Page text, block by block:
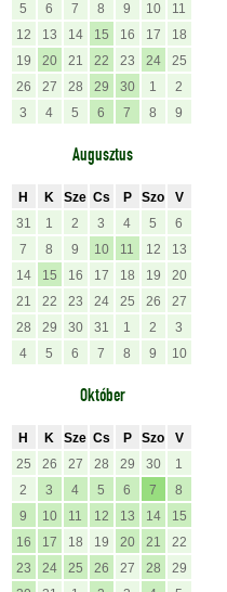
5
6 7 8 9 10
11
12
13 14 15 16 17
18
19
20 21 22 23 24
25
26
27 28 29 30 1
2
3
4 5 6 7 8 9
Augusztus
H K Sze Cs P Szo
V
31
1 2 3 4 5
6
7
8 9 10 11 12
13
14
15 16 17 18 19
20
21
22 23 24 25 26
27
28
29 30 31 1 2
3
4
5 6 7 8 9 10
Október
H K Sze Cs P Szo
V
25
26 27 28 29 30
1
2
3 4 5 6 7
8
9
10 11 12 13 14
15
16
17 18 19 20 21
22
23
24 25 26 27 28
29